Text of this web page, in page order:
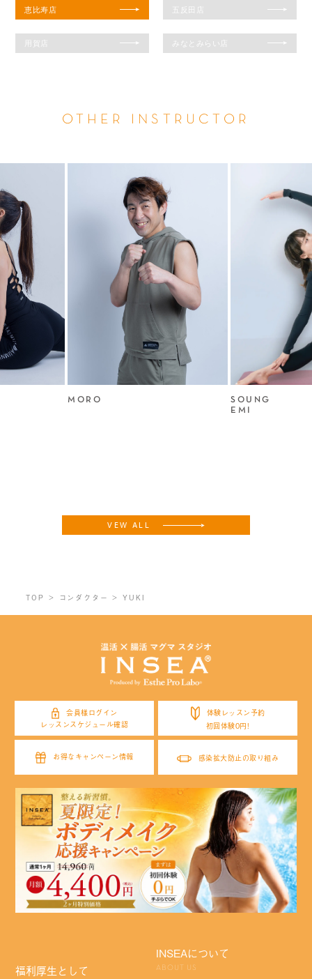
恵比寿店 五反田店
用賀店 みなとみらい店
OTHER INSTRUCTOR
MORO
SOUNG
EMI
VEW ALL
TOP コンダクター YUKI
会員様ログイン
レッスンスケジュール確認
体験レッスン予約
初回体験0円!
お得なキャンペーン情報 感染拡大防止の取り組み
INSEAについて
ABOUT US
福利厚生として